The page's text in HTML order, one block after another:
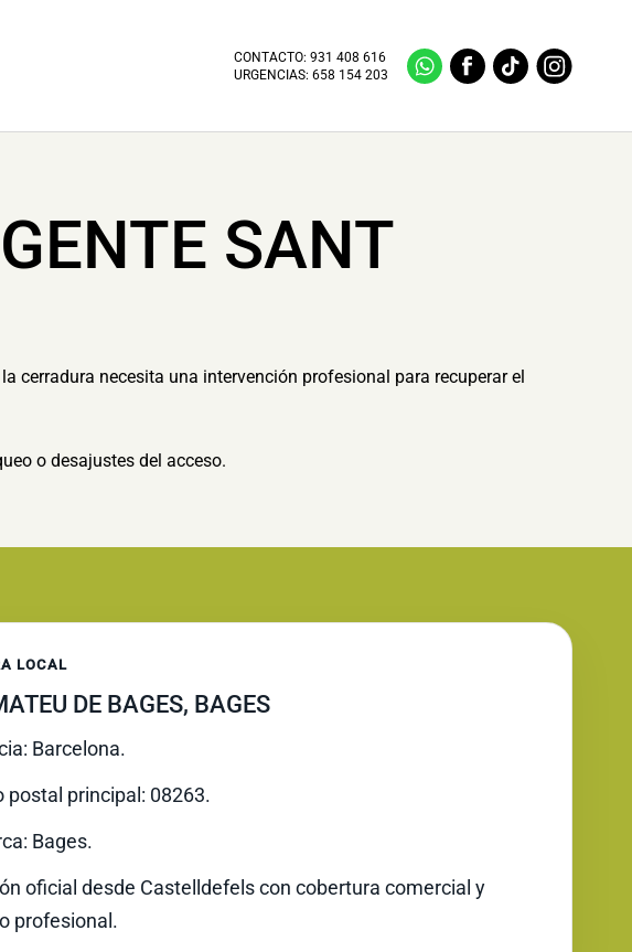
CONTACTO:931 408 616
URGENCIAS:658 154 203
SANT
cerradura necesita una intervención profesional para recuperar el
o desajustes del acceso.
LOCAL
DE BAGES, BAGES
Barcelona.
postal principal: 08263.
Bages.
oficial desde Castelldefels con cobertura comercial y
profesional.